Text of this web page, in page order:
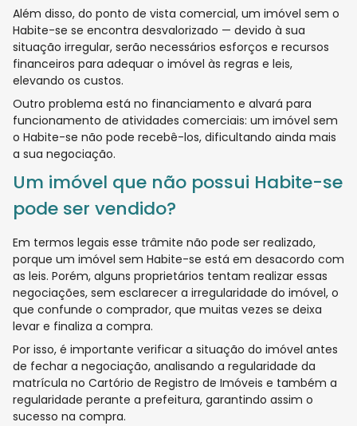
Além disso, do ponto de vista comercial, um imóvel sem o
Habite-se se encontra desvalorizado — devido à sua
situação irregular, serão necessários esforços e recursos
financeiros para adequar o imóvel às regras e leis,
elevando os custos.
Outro problema está no financiamento e alvará para
funcionamento de atividades comerciais: um imóvel sem
o Habite-se não pode recebê-los, dificultando ainda mais
a sua negociação.
Um imóvel que não possui Habite-se
pode ser vendido?
Em termos legais esse trâmite não pode ser realizado,
porque um imóvel sem Habite-se está em desacordo com
as leis. Porém, alguns proprietários tentam realizar essas
negociações, sem esclarecer a irregularidade do imóvel, o
que confunde o comprador, que muitas vezes se deixa
levar e finaliza a compra.
Por isso, é importante verificar a situação do imóvel antes
de fechar a negociação, analisando a regularidade da
matrícula no Cartório de Registro de Imóveis e também a
regularidade perante a prefeitura, garantindo assim o
sucesso na compra.